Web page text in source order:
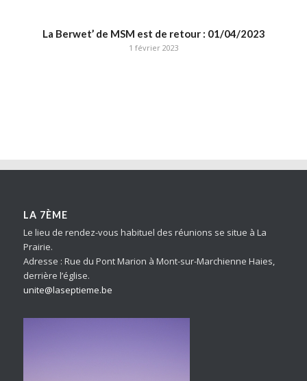
La Berwet’ de MSM est de retour : 01/04/2023
1 février 2023
LA 7ÈME
Le lieu de rendez-vous habituel des réunions se situe à La
Prairie.
Adresse : Rue du Pont Marion à Mont-sur-Marchienne Haies,
derrière l’église.
unite@laseptieme.be